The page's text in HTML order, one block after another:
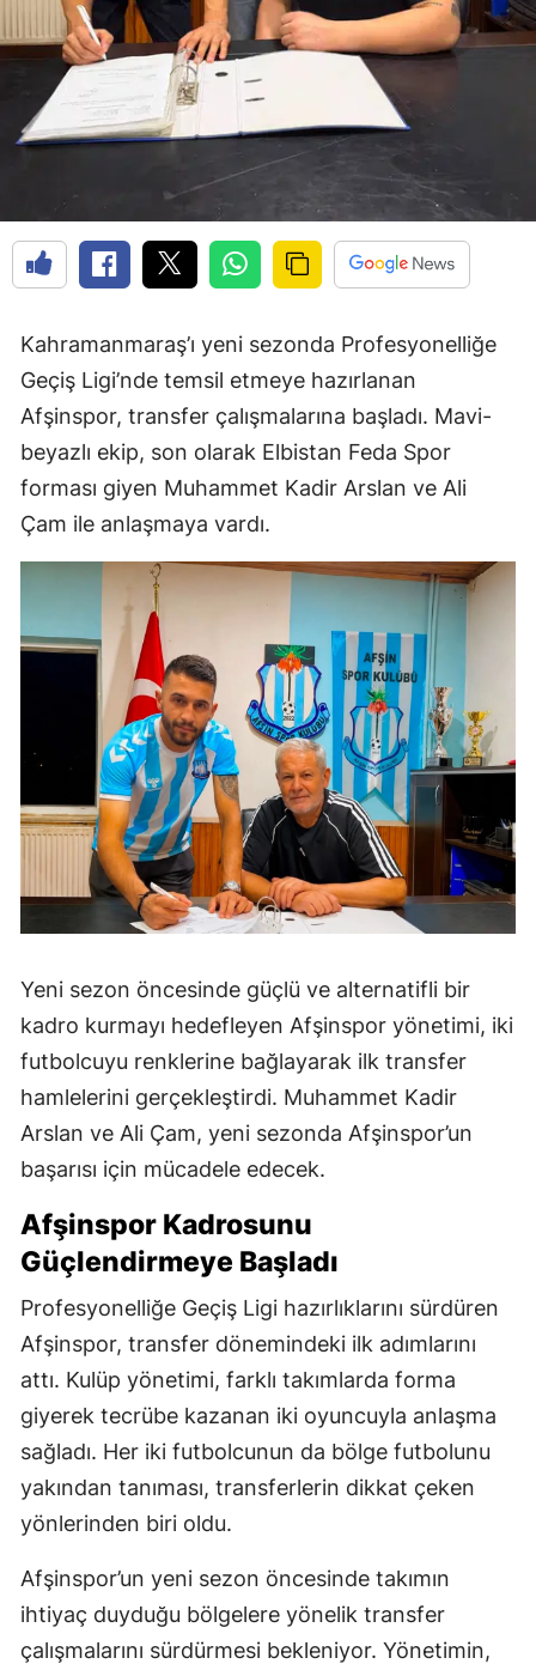
Kahramanmaraş’ı yeni sezonda Profesyonelliğe
Geçiş Ligi’nde temsil etmeye hazırlanan
Afşinspor, transfer çalışmalarına başladı. Mavi-
beyazlı ekip, son olarak Elbistan Feda Spor
forması giyen Muhammet Kadir Arslan ve Ali
Çam ile anlaşmaya vardı.
Yeni sezon öncesinde güçlü ve alternatifli bir
kadro kurmayı hedefleyen Afşinspor yönetimi, iki
futbolcuyu renklerine bağlayarak ilk transfer
hamlelerini gerçekleştirdi. Muhammet Kadir
Arslan ve Ali Çam, yeni sezonda Afşinspor’un
başarısı için mücadele edecek.
Afşinspor Kadrosunu
Güçlendirmeye Başladı
Profesyonelliğe Geçiş Ligi hazırlıklarını sürdüren
Afşinspor, transfer dönemindeki ilk adımlarını
attı. Kulüp yönetimi, farklı takımlarda forma
giyerek tecrübe kazanan iki oyuncuyla anlaşma
sağladı. Her iki futbolcunun da bölge futbolunu
yakından tanıması, transferlerin dikkat çeken
yönlerinden biri oldu.
Afşinspor’un yeni sezon öncesinde takımın
ihtiyaç duyduğu bölgelere yönelik transfer
çalışmalarını sürdürmesi bekleniyor. Yönetimin,